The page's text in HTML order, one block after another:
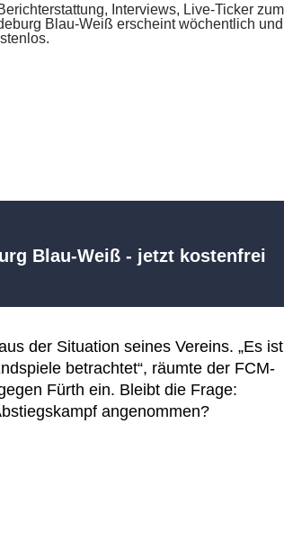
Blau-Weiß - jetzt kostenfrei
der Situation seines Vereins. „Es ist
betrachtet“, räumte der FCM-
Fürth ein. Bleibt die Frage:
angenommen?